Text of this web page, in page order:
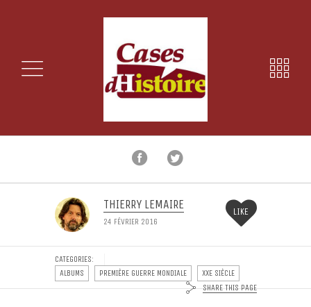
THIERRY LEMAIRE
24 FÉVRIER 2016
LIKE
CATEGORIES:
ALBUMS
PREMIÈRE GUERRE MONDIALE
XXE SIÈCLE
SHARE THIS PAGE